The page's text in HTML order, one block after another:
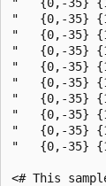
"   {0,-35}
"   {0,-35}
"   {0,-35}
"   {0,-35}
"   {0,-35}
"   {0,-35}
"   {0,-35}
"   {0,-35}
"   {0,-35}
<# This